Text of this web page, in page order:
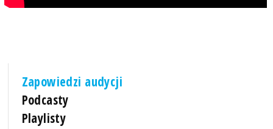
Zapowiedzi audycji
Podcasty
Playlisty